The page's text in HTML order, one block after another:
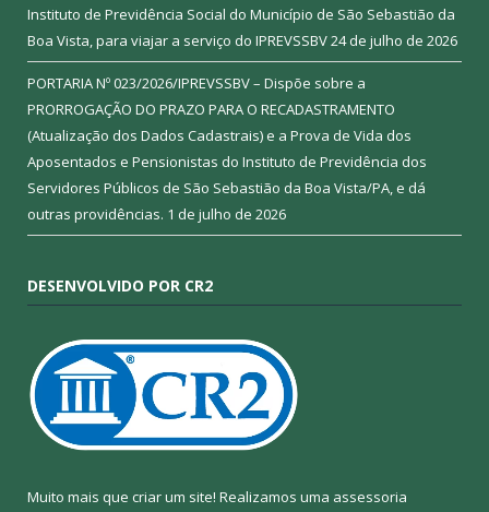
Instituto de Previdência Social do Município de São Sebastião da
Boa Vista, para viajar a serviço do IPREVSSBV24 de julho de 2026
PORTARIA Nº 023/2026/IPREVSSBV – Dispõe sobre a
PRORROGAÇÃO DO PRAZO PARA O RECADASTRAMENTO
(Atualização dos Dados Cadastrais) e a Prova de Vida dos
Aposentados e Pensionistas do Instituto de Previdência dos
Servidores Públicos de São Sebastião da Boa Vista/PA, e dá
outras providências. 1 de julho de 2026
DESENVOLVIDO POR CR2
Muito mais que criar um site! Realizamos uma assessoria